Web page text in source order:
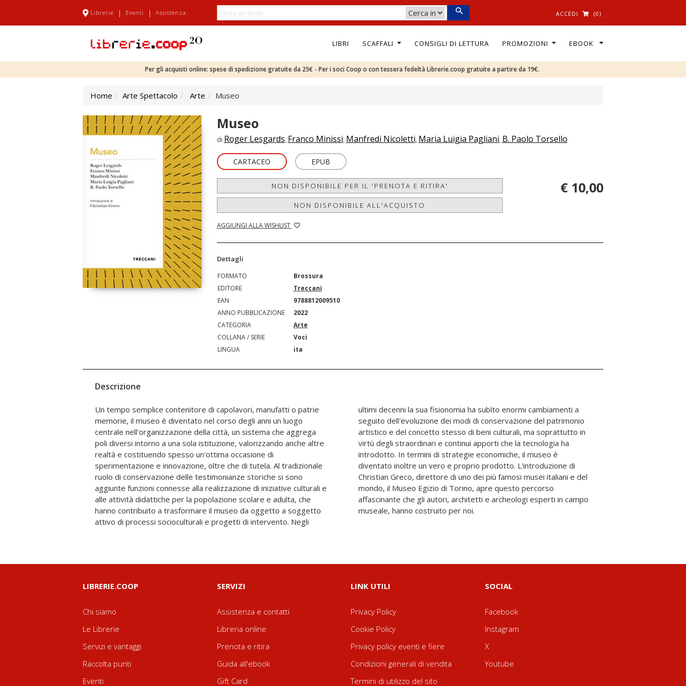
Librerie | Eventi | Assistenza ACCEDI (0)
LIBRI SCAFFALI CONSIGLI DI LETTURA PROMOZIONI EBOOK
Per gli acquisti online: spese di spedizione gratuite da 25€ - Per i soci Coop o con tessera fedeltà Librerie.coop gratuite a partire da 19€.
Home Arte Spettacolo Arte Museo
Museo
di Roger Lesgards, Franco Minissi, Manfredi Nicoletti, Maria Luigia Pagliani, B. Paolo Torsello
CARTACEO EPUB
NON DISPONIBILE PER IL 'PRENOTA E RITIRA'
NON DISPONIBILE ALL'ACQUISTO
AGGIUNGI ALLA WISHLIST
€ 10,00
Dettagli
FORMATO
Brossura
EDITORE
Treccani
EAN
9788812009510
ANNO PUBBLICAZIONE
2022
CATEGORIA
Arte
COLLANA / SERIE
Voci
LINGUA
ita
Descrizione
Un tempo semplice contenitore di capolavori, manufatti o patrie
memorie, il museo è diventato nel corso degli anni un luogo
centrale nell'organizzazione della città, un sistema che aggrega
poli diversi intorno a una sola istituzione, valorizzando anche altre
realtà e costituendo spesso un'ottima occasione di
sperimentazione e innovazione, oltre che di tutela. Al tradizionale
ruolo di conservazione delle testimonianze storiche si sono
aggiunte funzioni connesse alla realizzazione di iniziative culturali e
alle attività didattiche per la popolazione scolare e adulta, che
hanno contribuito a trasformare il museo da oggetto a soggetto
attivo di processi socioculturali e progetti di intervento. Negli
ultimi decenni la sua fisionomia ha subìto enormi cambiamenti a
seguito dell'evoluzione dei modi di conservazione del patrimonio
artistico e del concetto stesso di beni culturali, ma soprattutto in
virtù degli straordinari e continui apporti che la tecnologia ha
introdotto. In termini di strategie economiche, il museo è
diventato inoltre un vero e proprio prodotto. L'introduzione di
Christian Greco, direttore di uno dei più famosi musei italiani e del
mondo, il Museo Egizio di Torino, apre questo percorso
affascinante che gli autori, architetti e archeologi esperti in campo
museale, hanno costruito per noi.
LIBRERIE.COOP
Chi siamo
Le Librerie
Servizi e vantaggi
Raccolta punti
Eventi
SERVIZI
Assistenza e contatti
Libreria online
Prenota e ritira
Guida all'ebook
Gift Card
LINK UTILI
Privacy Policy
Cookie Policy
Privacy policy eventi e fiere
Condizioni generali di vendita
Termini di utilizzo del sito
SOCIAL
Facebook
Instagram
X
Youtube